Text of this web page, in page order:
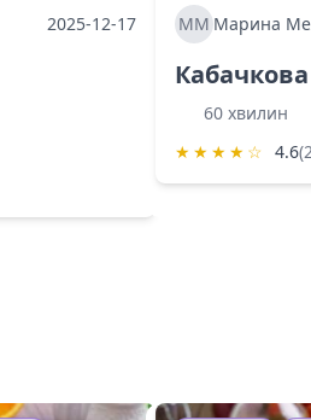
2025-12-17 ММ Марина
Кабачкова
60 хвилин
★ ★ ★ ★ ☆ 4.6